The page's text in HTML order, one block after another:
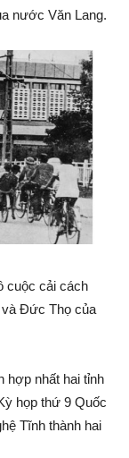
nước Văn Lang.
cuộc cải cách
và Đức Thọ của
hợp nhất hai tỉnh
họp thứ 9 Quốc
Tĩnh thành hai